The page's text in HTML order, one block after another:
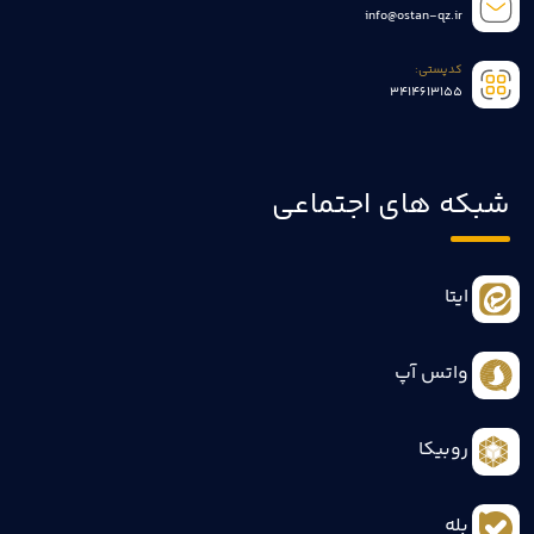
info@ostan-qz.ir
کدپستی:
3414613155
شبکه های اجتماعی
ایتا
واتس آپ
روبیکا
بله